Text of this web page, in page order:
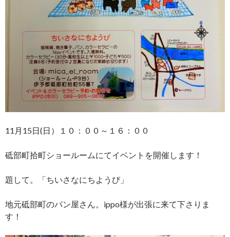
11月15日(日）１０：００～１６：００
砥部町拾町ショールームにてイベントを開催します！
題して。「ちいさなにちようび」
地元砥部町のパン屋さん。ippo様が出張に来て下さりま
す！